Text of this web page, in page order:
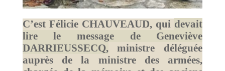
C’est Félicie CHAUVEAUD, qui devait
lire le message de Geneviève
DARRIEUSSECQ,ministre déléguée
auprès de la ministre des armées,